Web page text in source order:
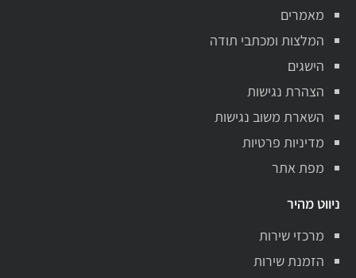
מאמרים
המלצות ומכתבי תודה
הישגים
הצהרת נגישות
השארת משוב נגישות
מדיניות פרטיות
מפת אתר
ניווט מהיר
מרכזי שירות
הזמנת שירות